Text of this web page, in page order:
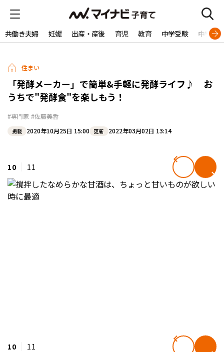
共働き夫婦 妊娠 出産・産後 育児 教育 中学受験 中学生
住まい
「発酵メーカー」で簡単&手軽に発酵ライフ♪ お
うちで"発酵食"を楽しもう！
#専門家 #佐藤美香
掲載 2020年10月25日 15:00 更新 2022年03月02日 13:14
10 11
10 11